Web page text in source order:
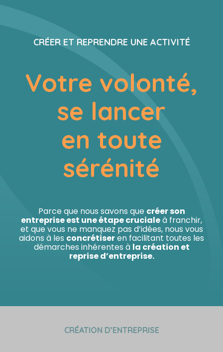
Social
Gestion administrative
Piloter votre entreprise
Conseil en financements
Construire votre patrimoine
Être prêt pour la facturation
CRÉER ET REPRENDRE UNE ACTIVITÉ
Votre volonté,
se lancer
en toute
sérénité
Parce que nous savons que créer son
entreprise est une étape crucialeà franchir,
et que vous ne manquez pas d’idées, nous vous
aidons à les concrétiseren facilitant toutes les
démarches inhérentes à la création et
reprise d’entreprise.
CRÉATION D’ENTREPRISE